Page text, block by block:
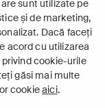
sunt utilizate pe
și de marketing,
Dacă faceți
acord cu utilizarea
cookie-urile
găsi mai multe
cookieaici.